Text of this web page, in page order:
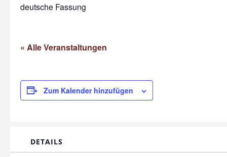
deutsche Fassung
« Alle Veranstaltungen
Zum Kalender hinzufügen
DETAILS